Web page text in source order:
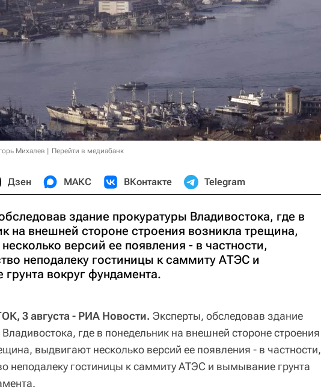
Михалев Перейти в медиабанк
Дзен МАКС ВКонтакте Telegram
здание прокуратуры Владивостока, где в
на внешней стороне строения возникла трещина,
версий ее появления - в частности,
неподалеку гостиницы к саммиту АТЭС и
вокруг фундамента.
3 августа - РИА Новости. Эксперты, обследовав здание
где в понедельник на внешней стороне строения
выдвигают несколько версий ее появления - в частности,
неподалеку гостиницы к саммиту АТЭС и вымывание грунта